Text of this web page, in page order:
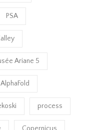
PSA
Ariane 5
AlphaFold
process
Copernicus